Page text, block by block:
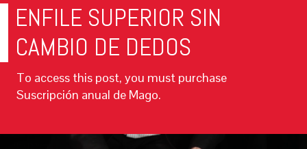
ENFILE SUPERIOR SIN
CAMBIO DE DEDOS
To access this post, you must purchase
Suscripción anual de Mago.